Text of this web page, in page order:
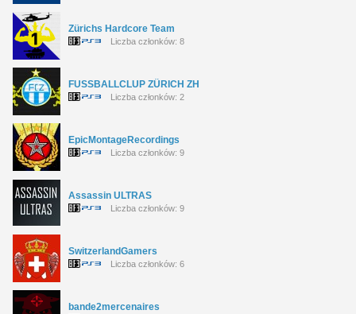
Zürichs Hardcore Team
Liczba członków: 8
FUSSBALLCLUP ZÜRICH ZH
Liczba członków: 2
EpicMontageRecordings
Liczba członków: 9
Assassin ULTRAS
Liczba członków: 9
SwitzerlandGamers
Liczba członków: 6
bande2mercenaires